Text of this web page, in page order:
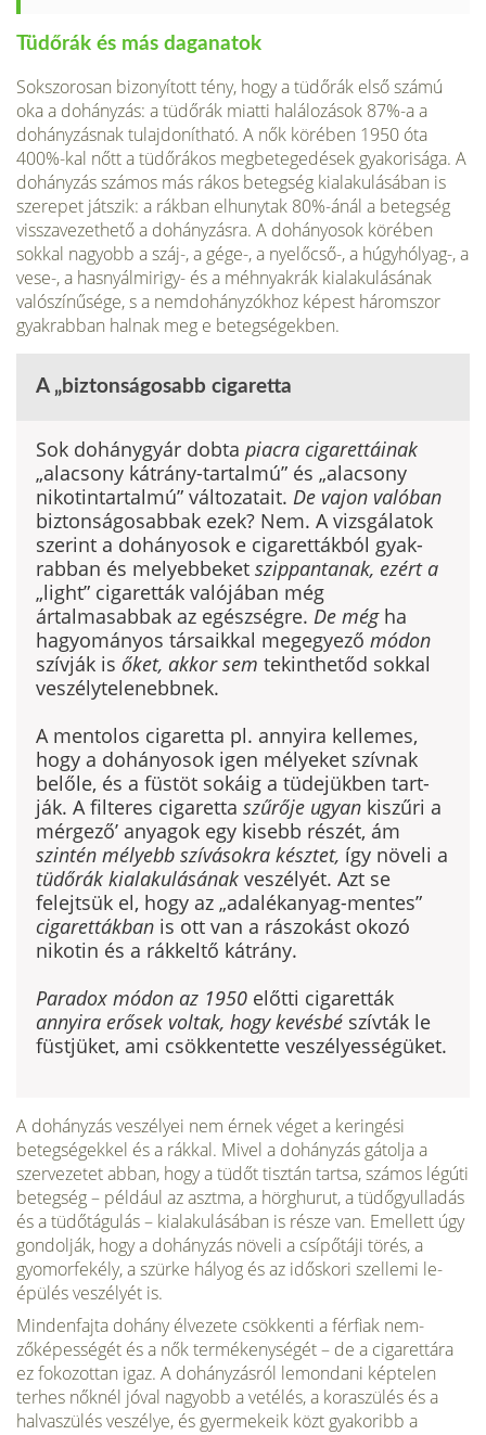
Tüdőrák és más daganatok
Sokszorosan bizonyított tény, hogy a tüdőrák első számú
oka a dohányzás: a tüdőrák miatti halálozások 87%-a a
dohányzásnak tulajdo­nítható. A nők körében 1950 óta
400%-kal nőtt a tüdőrákos megbetegedések gyakorisá­ga. A
dohányzás számos más rákos betegség kialakulásában is
szerepet játszik: a rákban elhunytak 80%-ánál a betegség
visszavezet­hető a dohányzásra. A dohányosok körében
sokkal nagyobb a száj-, a gége-, a nyelőcső-, a húgyhólyag-, a
vese-, a hasnyálmirigy- és a méhnyakrák kialakulásának
valószínűsége, s a nemdohányzókhoz képest háromszor
gyakrabban halnak meg e betegségekben.
A „biztonságosabb cigaretta
Sok dohánygyár dobta piacra cigarettáinak
„alacsony kátrány-tartalmú” és „alacsony
nikotin­tartalmú” változatait. De vajon valóban
biztonságosabbak ezek? Nem. A vizsgálatok
szerint a do­hányosok e cigarettákból gyak­
rabban és melyebbeket szippanta­nak, ezért a
„light” cigaretták valójában még
ártalmasabbak az egészségre. De még ha
hagyomá­nyos társaikkal megegyező módon
szívják is őket, akkor sem tekint­hetőd sokkal
veszélytelenebbnek.
A mentolos cigaretta pl. annyi­ra kellemes,
hogy a dohányosok igen mélyeket szívnak
belőle, és a füstöt sokáig a tüdejükben tart­
ják. A filteres cigaretta szűrője ugyan kiszűri a
mérgező’ anyagok egy kisebb részét, ám
szintén mé­lyebb szívásokra késztet, így növe­li a
tüdőrák kialakulásának veszé­lyét. Azt se
felejtsük el, hogy az „adalékanyag-mentes”
cigaretták­ban is ott van a rászokást okozó
nikotin és a rákkeltő kátrány.
Paradox módon az 1950 előtti ci­garetták
annyira erősek voltak, hogy kevésbé szívták le
füstjüket, ami csökkentette veszélyességüket.
A dohányzás veszélyei nem érnek véget a keringési
betegségekkel és a rákkal. Mivel a dohányzás gátolja a
szervezetet abban, hogy a tüdőt tisztán tartsa, számos légúti
betegség – például az asztma, a hörghu­rut, a tüdőgyulladás
és a tüdőtágulás – kialakulásá­ban is része van. Emellett úgy
gondolják, hogy a do­hányzás növeli a csípőtáji törés, a
gyomorfekély, a szürke hályog és az időskori szellemi le­
épülés veszélyét is.
Mindenfajta do­hány élvezete csök­kenti a férfiak nem­
zőképességét és a nők termékeny­ségét – de a ciga­rettára
ez foko­zottan igaz. A dohányzásról le­mondani képtelen
terhes nőknél jóval nagyobb a vetélés, a koraszülés és a
halvaszülés veszélye, és gyermekeik közt gyakoribb a